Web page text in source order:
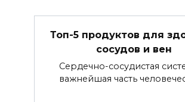
Топ-5 продуктов для
сосудов и вен
Сердечно-сосудистая
важнейшая часть